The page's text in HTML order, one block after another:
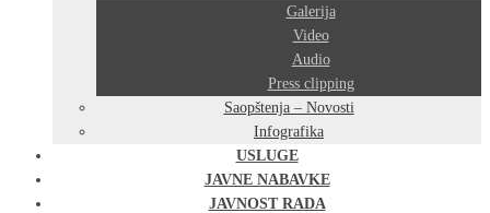
Galerija
Video
Audio
Press clipping
Saopštenja – Novosti
Infografika
USLUGE
JAVNE NABAVKE
JAVNOST RADA